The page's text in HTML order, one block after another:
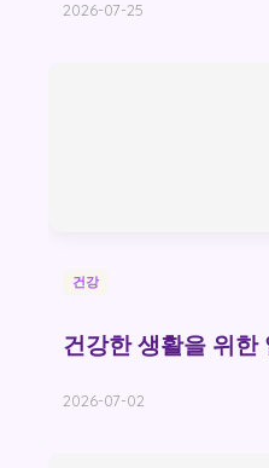
2026-07-25
건강
건강한 생활을 위한
2026-07-02